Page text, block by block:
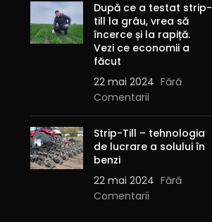
După ce a testat strip-
till la grâu, vrea să
încerce și la rapiță.
Vezi ce economii a
făcut
22 mai 2024 Fără
Comentarii
Strip-Till – tehnologia
de lucrare a solului în
benzi
22 mai 2024 Fără
Comentarii